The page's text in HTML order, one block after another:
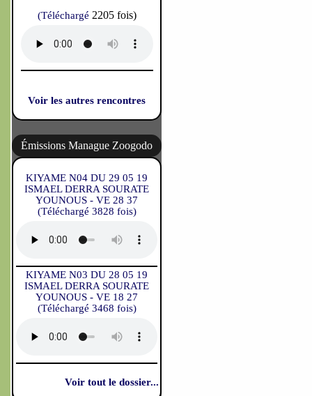
(Téléchargé 2205 fois)
Voir les autres rencontres
Émissions Manague Zoogodo
KIYAME N04 DU 29 05 19
ISMAEL DERRA SOURATE
YOUNOUS - VE 28 37
(Téléchargé 3828 fois)
KIYAME N03 DU 28 05 19
ISMAEL DERRA SOURATE
YOUNOUS - VE 18 27
(Téléchargé 3468 fois)
Voir tout le dossier...